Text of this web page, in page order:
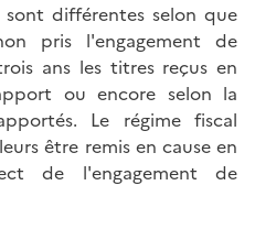
sont différentes selon que
pris l'engagement de
ans les titres reçus en
ou encore selon la
Le régime fiscal
être remis en cause en
de l'engagement de